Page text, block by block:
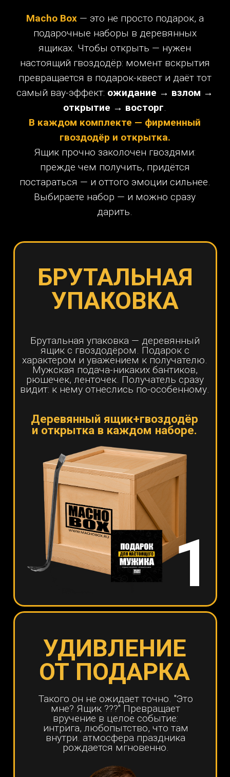
ВАУ-ЭФФЕКТ
УПАКОВКИ
УДИВЛЕНИЕ
ОТ ПОДАРКА
Деревянный ящик+гвоздодёр
и открытка в каждом наборе.
Мужская подача-никаких бантиков,
рюшечек, ленточек. Получатель сразу
видит: к нему отнеслись по-особенному.
Вау-эффект при вскрытии. Квест-
распаковка с гвоздодёром. Крышка
придётся постараться и доказать, что ты
мужчина — начинается шоу: треск при
открытии , смех и аплодисменты.
вручение в целое событие:
интрига, любопытство, что там
внутри. атмосфера праздника
рождается мгновенно.
1
2